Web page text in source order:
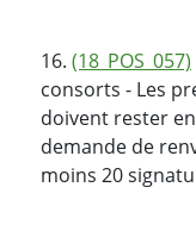
16. (18_POS_057)
consorts - Les
doivent rester
demande de
moins 20